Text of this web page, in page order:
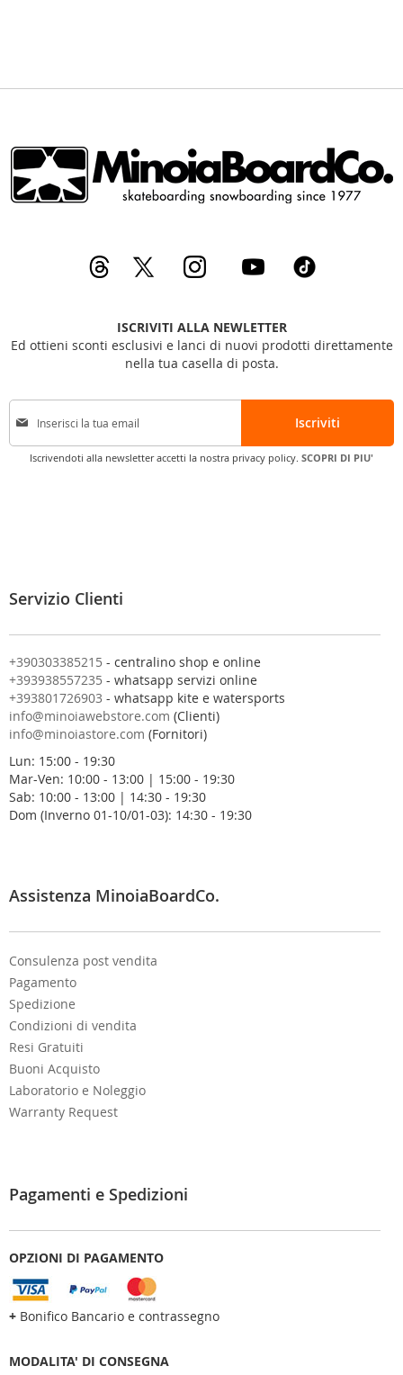
ISCRIVITI ALLA NEWLETTER
Ed ottieni sconti esclusivi e lanci di nuovi prodotti direttamente
nella tua casella di posta.
I
c
l
n
o
s
t
r
a
e
w
s
l
e
:
Iscriviti
Iscrivendoti alla newsletter accetti la nostra privacy policy. SCOPRI DI PIU'
Servizio Clienti
+390303385215 - centralino shop e online
+393938557235 - whatsapp servizi online
+393801726903 - whatsapp kite e watersports
info@minoiawebstore.com (Clienti)
info@minoiastore.com (Fornitori)
Lun: 15:00 - 19:30
Mar-Ven: 10:00 - 13:00 | 15:00 - 19:30
Sab: 10:00 - 13:00 | 14:30 - 19:30
Dom (Inverno 01-10/01-03): 14:30 - 19:30
Assistenza MinoiaBoardCo.
Consulenza post vendita
Pagamento
Spedizione
Condizioni di vendita
Resi Gratuiti
Buoni Acquisto
Laboratorio e Noleggio
Warranty Request
Pagamenti e Spedizioni
OPZIONI DI PAGAMENTO
+ Bonifico Bancario e contrassegno
MODALITA' DI CONSEGNA